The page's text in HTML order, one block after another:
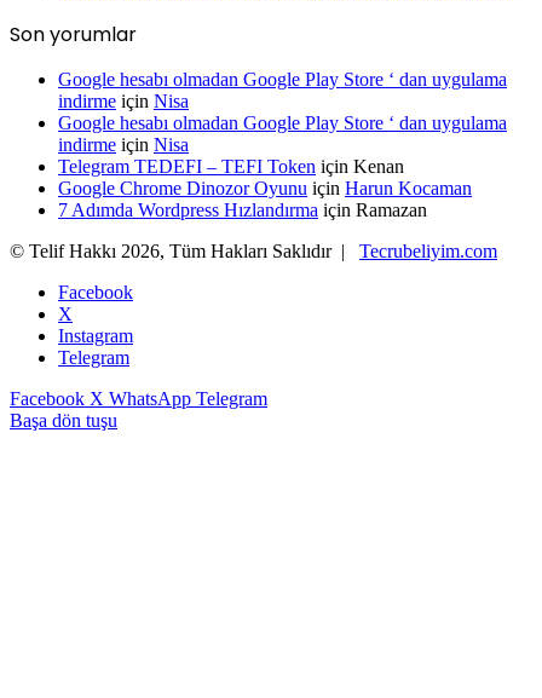
Son yorumlar
Google hesabı olmadan Google Play Store ‘ dan uygulama
indirme için Nisa
Google hesabı olmadan Google Play Store ‘ dan uygulama
indirme için Nisa
Telegram TEDEFI – TEFI Token için Kenan
Google Chrome Dinozor Oyunu için Harun Kocaman
7 Adımda Wordpress Hızlandırma için Ramazan
© Telif Hakkı 2026, Tüm Hakları Saklıdır | Tecrubeliyim.com
Facebook
X
Instagram
Telegram
Facebook X WhatsApp Telegram
Başa dön tuşu